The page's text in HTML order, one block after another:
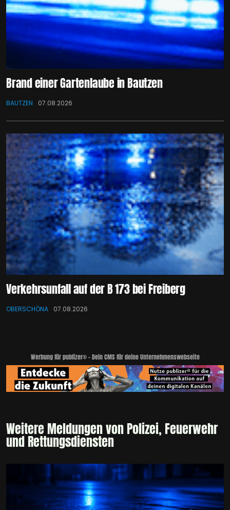
Brand einer Gartenlaube in Bautzen
BAUTZEN 07.08.2026
Verkehrsunfall auf der B 173 bei Freiberg
OBERSCHÖNA 07.08.2026
Werbung für publizer® - Dein CMS für deine Unternehmenswebseite
Weitere Meldungen von Polizei, Feuerwehr
und Rettungsdiensten